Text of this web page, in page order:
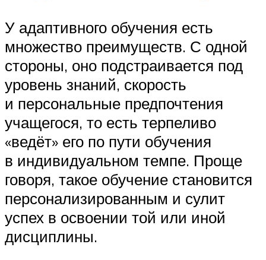
У адаптивного обучения есть
множество преимуществ. С одной
стороны, оно подстраивается под
уровень знаний, скорость
и персональные предпочтения
учащегося, то есть терпеливо
«ведёт» его по пути обучения
в индивидуальном темпе. Проще
говоря, такое обучение становится
персонализированным и сулит
успех в освоении той или иной
дисциплины.